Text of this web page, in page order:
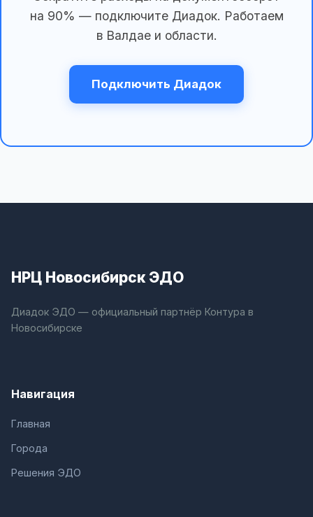
на 90% — подключите Диадок. Работаем
в Валдае и области.
Подключить Диадок
НРЦ Новосибирск ЭДО
Диадок ЭДО — официальный партнёр Контура в
Новосибирске
Навигация
Главная
Города
Решения ЭДО